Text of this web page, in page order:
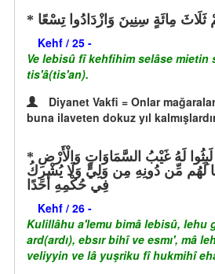
ثَلَاثَ مِائَةٍ سِنِينَ وَازْدَادُوا تِسْعًا
Kehf / 25 -
Ve lebisû fî kehfihim selâse mietin
tis'â(tis'an).
Diyanet Vakfi = Onlar
buna ilaveten dokuz yıl
لَهُم مِّن دُونِهِ مِن وَلِيٍّ وَلَا يُشْرِكُ
فِي حُكْمِهِ أَحَدًا
Kehf / 26 -
Kulillâhu a'lemu bimâ lebisû, lehu
ard(ardı), ebsır bihî ve esmı', mâ
veliyyin ve lâ yuşriku fî hukmihî